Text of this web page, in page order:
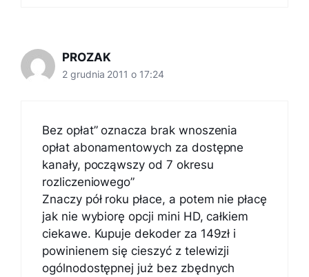
PROZAK
2 grudnia 2011 o 17:24
Bez opłat” oznacza brak wnoszenia
opłat abonamentowych za dostępne
kanały, począwszy od 7 okresu
rozliczeniowego”
Znaczy pół roku płace, a potem nie płacę
jak nie wybiorę opcji mini HD, całkiem
ciekawe. Kupuje dekoder za 149zł i
powinienem się cieszyć z telewizji
ogólnodostępnej już bez zbędnych